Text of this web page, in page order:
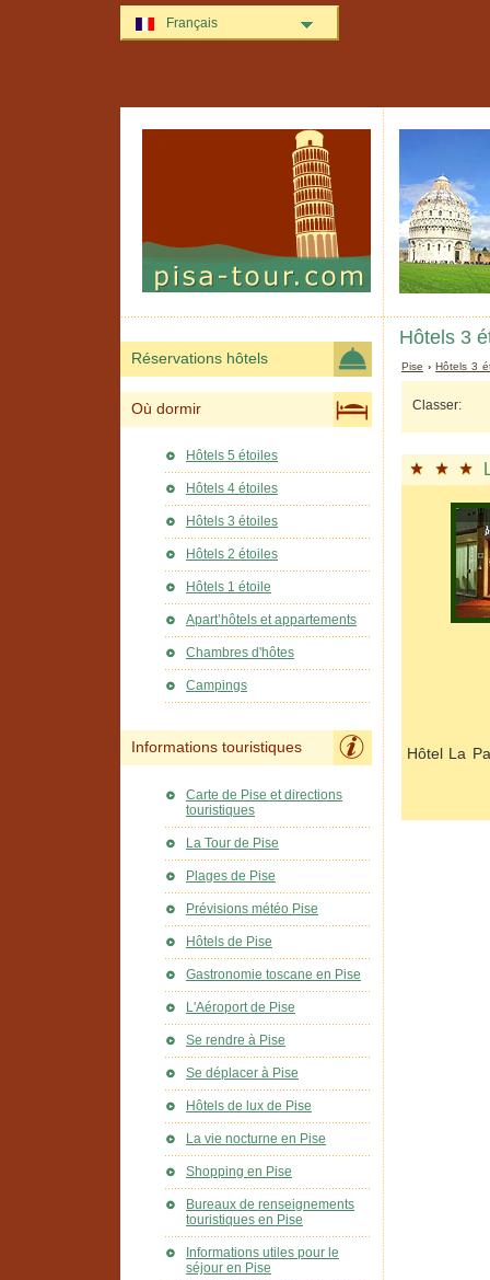
Hôtels 3
Pise ›Hôtels 3
Classer:
Hôtel La
Réservations hôtels
Où dormir
Hôtels 5 étoiles
Hôtels 4 étoiles
Hôtels 3 étoiles
Hôtels 2 étoiles
Hôtels 1 étoile
Apart’hôtels et appartements
Chambres d'hôtes
Campings
Informations touristiques
Carte de Pise et directions
touristiques
La Tour de Pise
Plages de Pise
Prévisions météo Pise
Hôtels de Pise
Gastronomie toscane en Pise
L'Aéroport de Pise
Se rendre à Pise
Se déplacer à Pise
Hôtels de lux de Pise
La vie nocturne en Pise
Shopping en Pise
Bureaux de renseignements
touristiques en Pise
Informations utiles pour le
séjour en Pise
Français